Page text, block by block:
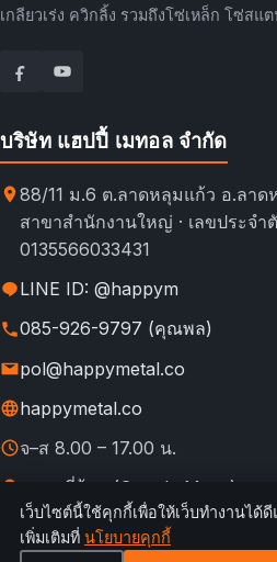
เกลียวเร่ง ควิกลิ้ง รวมถึงโซ่เหล็ก โซ่สแต
บริษัท แฮปปี้ เมทอล จำกัด
88/11 ม.6 ต.ลาดหลุมแก้ว อ.ลา
สาขาสำนักงานใหญ่ · เลขประจำ
0135566033431
LINE ID: @happym
085-926-9797 (คุณพล)
pol@happymetal.co
happymetal.co
จ–ส 8.00 – 17.00 น.
ดูแผนที่ร้าน (Google Maps)
© 2026 happymetal.co. All rights
กฎการใช้งาน &
เว็บไซต์นี้ใช้คุกกี้เพื่อให้เว็บทำงานได้
เพิ่มเติมที่ นโยบายคุกกี้